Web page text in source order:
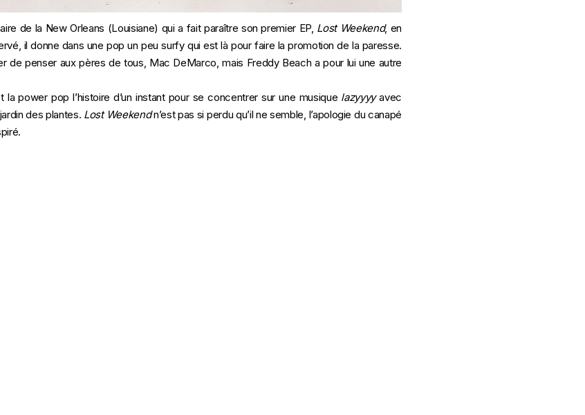
de la New Orleans (Louisiane) qui a fait paraître son premier EP, Lost Weekend, en
il donne dans une pop un peu surfy qui est là pour faire la promotion de la paresse.
de penser aux pères de tous, Mac DeMarco, mais Freddy Beach a pour lui une autre
power pop l’histoire d’un instant pour se concentrer sur une musique lazyyyyavec
des plantes. Lost Weekendn’est pas si perdu qu’il ne semble, l’apologie du canapé